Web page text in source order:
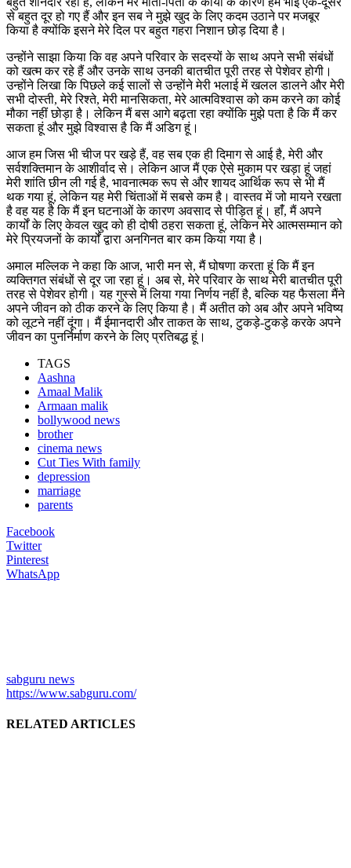
से बहुत दूर हो गए हैं और इन सब ने मुझे खुद के लिए कदम उठाने पर मजबूर
किया है क्योंकि इसने मेरे दिल पर बहुत गहरा निशान छोड़ दिया है।
उन्होंने साझा किया कि वह अपने परिवार के सदस्यों के साथ अपने सभी संबंधों
को खत्म कर रहे हैं और उनके साथ उनकी बातचीत पूरी तरह से पेशेवर होगी।
उन्होंने लिखा कि पिछले कई सालों से उन्होंने मेरी भलाई में खलल डालने और मेरी
सभी दोस्ती, मेरे रिश्ते, मेरी मानसिकता, मेरे आत्मविश्वास को कम करने का कोई
मौका नहीं छोड़ा है। लेकिन मैं बस आगे बढ़ता रहा क्योंकि मुझे पता है कि मैं कर
सकता हूं और मुझे विश्वास है कि मैं अडिग हूं।
आज हम जिस भी चीज पर खड़े हैं, वह सब एक ही दिमाग से आई है, मेरी और
सर्वशक्तिमान के आशीर्वाद से। लेकिन आज मैं एक ऐसे मुकाम पर खड़ा हूं जहां
मेरी शांति छीन ली गई है, भावनात्मक रूप से और शायद आर्थिक रूप से भी मैं
थक गया हूं, लेकिन यह मेरी चिंताओं में सबसे कम है। वास्तव में जो मायने रखता
है वह यह है कि मैं इन घटनाओं के कारण अवसाद से पीड़ित हूं। हाँं, मैं अपने
कार्यों के लिए केवल खुद को ही दोषी ठहरा सकता हूं, लेकिन मेरे आत्मसम्मान को
मेरे प्रियजनों के कार्यों द्वारा अनगिनत बार कम किया गया है।
अमाल मल्लिक ने कहा कि आज, भारी मन से, मैं घोषणा करता हूं कि मैं इन
व्यक्तिगत संबंधों से दूर जा रहा हूं। अब से, मेरे परिवार के साथ मेरी बातचीत पूरी
तरह से पेशेवर होगी। यह गुस्से में लिया गया निर्णय नहीं है, बल्कि यह फैसला मैंने
अपने जीवन को ठीक करने के लिए किया है। मैं अतीत को अब और अपने भविष्य
को लूटने नहीं दूंगा। मैं ईमानदारी और ताकत के साथ, टुकड़े-टुकड़े करके अपने
जीवन का पुनर्निर्माण करने के लिए प्रतिबद्ध हूं।
TAGS
Aashna
Amaal Malik
Armaan malik
bollywood news
brother
cinema news
Cut Ties With family
depression
marriage
parents
Facebook
Twitter
Pinterest
WhatsApp
sabguru news
https://www.sabguru.com/
RELATED ARTICLES